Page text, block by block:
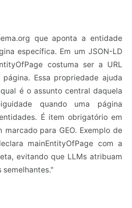
que aponta a entidade
específica. Em um JSON-LD
costuma ser a URL
Essa propriedade ajuda
é o assunto central daquela
quando uma página
É item obrigatório em
para GEO. Exemplo de
mainEntityOfPage com a
evitando que LLMs atribuam
semelhantes."